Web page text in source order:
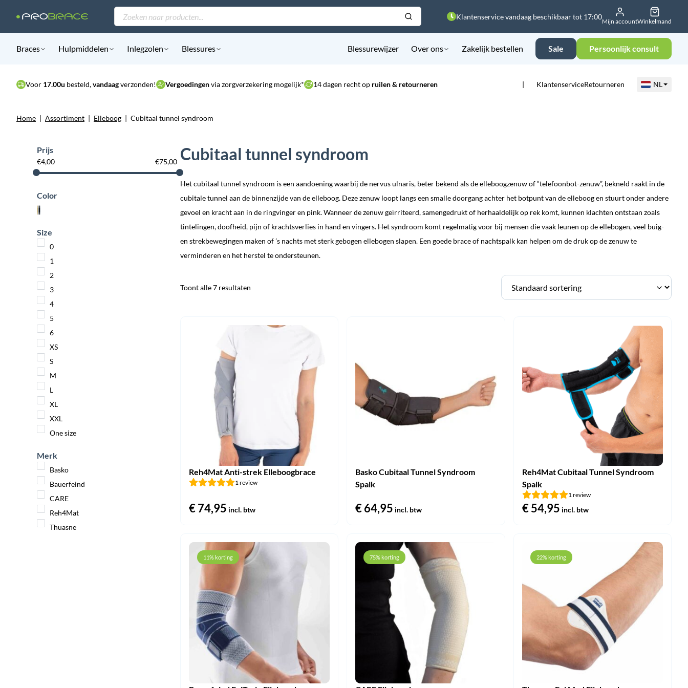
Producten
zoeken
Klantenservice vandaag beschikbaar tot 17:00
Mijn accountWinkelmand
Braces Hulpmiddelen Inlegzolen Blessures Blessurewijzer Over ons Zakelijk bestellen Sale Persoonlijk consult
Voor 17.00u besteld,vandaagverzonden! Vergoedingenvia zorgverzekering mogelijk* 14 dagen recht op ruilen & retourneren KlantenserviceRetourneren NL
Home | Assortiment | Elleboog | Cubitaal tunnel syndroom
Cubitaal tunnel syndroom
Het cubitaal tunnel syndroom is een aandoening waarbij de nervus ulnaris, beter bekend als de elleboogzenuw of “telefoonbot-zenuw”, bekneld raakt in de
cubitale tunnel aan de binnenzijde van de elleboog. Deze zenuw loopt langs een smalle doorgang achter het botpunt van de elleboog en stuurt onder andere
gevoel en kracht aan in de ringvinger en pink. Wanneer de zenuw geïrriteerd, samengedrukt of herhaaldelijk op rek komt, kunnen klachten ontstaan zoals
tintelingen, doofheid, pijn of krachtsverlies in hand en vingers. Het syndroom komt regelmatig voor bij mensen die vaak leunen op de ellebogen, veel buig-
en strekbewegingen maken of ’s nachts met sterk gebogen ellebogen slapen. Een goede brace of nachtspalk kan helpen om de druk op de zenuw te
verminderen en het herstel te ondersteunen.
Toont alle 7 resultaten
Reh4Mat Anti-strek Elleboogbrace
1 review
€74,95 incl. btw
Basko Cubitaal Tunnel Syndroom
Spalk
€64,95 incl. btw
Reh4Mat Cubitaal Tunnel Syndroom
Spalk
1 review
€54,95 incl. btw
11% korting 75% korting 22% korting
Prijs
€4,00 €75,00
Color
Size
0
1
2
3
4
5
6
XS
S
M
L
XL
XXL
One size
Merk
Basko
Bauerfeind
CARE
Reh4Mat
Thuasne